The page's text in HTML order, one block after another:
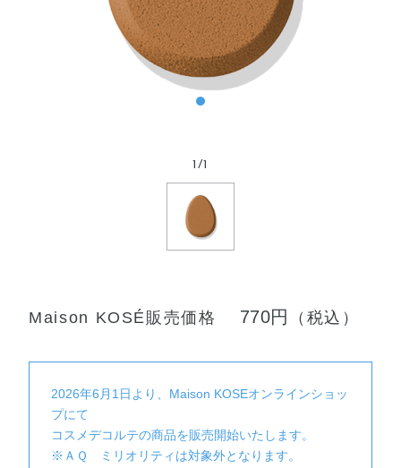
1 /1
Maison KOSÉ販売価格 770円 （税込）
2026年6月1日より、Maison KOSEオンラインショッ
プにて
コスメデコルテの商品を販売開始いたします。
※ＡＱ ミリオリティは対象外となります。